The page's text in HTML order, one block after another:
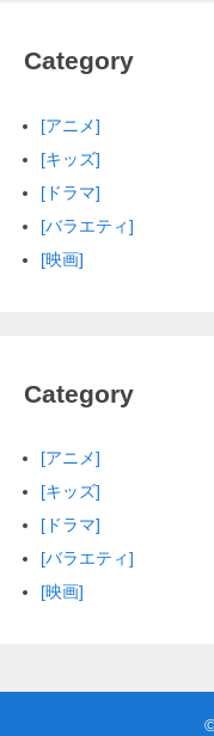
Category
[アニメ]
[キッズ]
[ドラマ]
[バラエティ]
[映画]
Category
[アニメ]
[キッズ]
[ドラマ]
[バラエティ]
[映画]